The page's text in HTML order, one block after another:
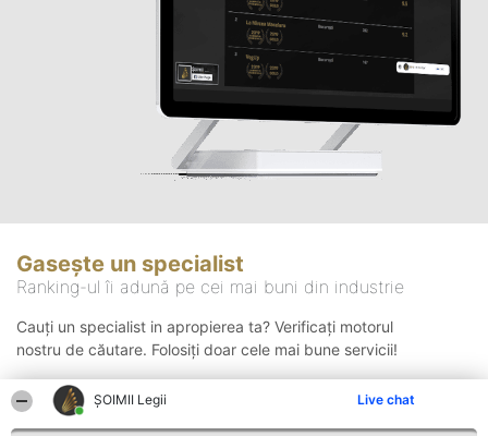
ȘOIMII Legii Live chat
Gasește un specialist
Ranking-ul îi adună pe cei mai buni din industrie
Cauți un specialist in apropierea ta? Verificați motorul
nostru de căutare. Folosiți doar cele mai bune servicii!